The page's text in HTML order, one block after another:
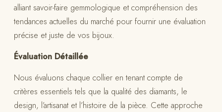
alliant savoir-faire gemmologique et compréhension des
tendances actuelles du marché pour fournir une évaluation
précise et juste de vos bijoux.
Évaluation Détaillée
Nous évaluons chaque collier en tenant compte de
critères essentiels tels que la qualité des diamants, le
design, l’artisanat et l’histoire de la pièce. Cette approche